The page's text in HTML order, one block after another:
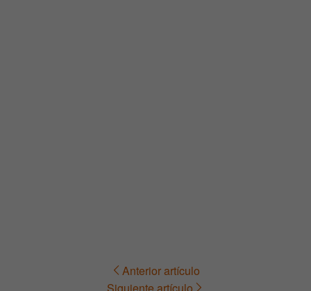
Navegación Anterior artículo